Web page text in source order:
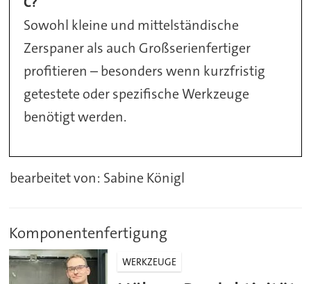
Sowohl kleine und mittelständische
Zerspaner als auch Großserienfertiger
profitieren – besonders wenn kurzfristig
getestete oder spezifische Werkzeuge
benötigt werden.
bearbeitet von: Sabine Königl
Komponentenfertigung
WERKZEUGE